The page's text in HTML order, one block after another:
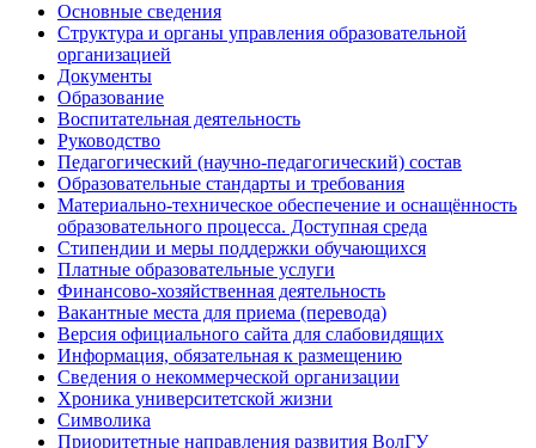
Основные сведения
Структура и органы управления образовательной
организацией
Документы
Образование
Воспитательная деятельность
Руководство
Педагогический (научно-педагогический) состав
Образовательные стандарты и требования
Материально-техническое обеспечение и оснащённость
образовательного процесса. Доступная среда
Стипендии и меры поддержки обучающихся
Платные образовательные услуги
Финансово-хозяйственная деятельность
Вакантные места для приема (перевода)
Версия официального сайта для слабовидящих
Информация, обязательная к размещению
Сведения о некоммерческой организации
Хроника университетской жизни
Символика
Приоритетные направления развития ВолГУ